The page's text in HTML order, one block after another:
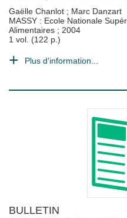
Gaëlle Chanlot ; Marc Danzart
MASSY : Ecole Nationale
Alimentaires ; 2004
1 vol. (122 p.)
Plus d'information...
BULLETIN